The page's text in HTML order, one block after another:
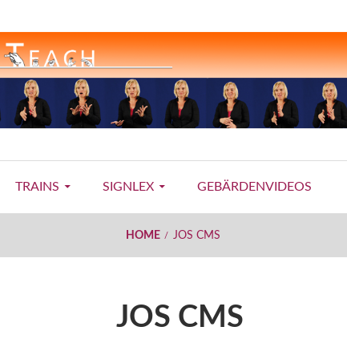
TRAINS SIGNLEX GEBÄRDENVIDEOS
HOME JOS CMS
JOS CMS